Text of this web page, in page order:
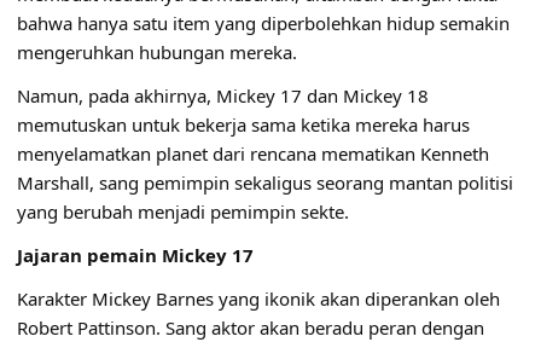
bahwa hanya satu item yang diperbolehkan hidup semakin
mengeruhkan hubungan mereka.
Namun, pada akhirnya, Mickey 17 dan Mickey 18
memutuskan untuk bekerja sama ketika mereka harus
menyelamatkan planet dari rencana mematikan Kenneth
Marshall, sang pemimpin sekaligus seorang mantan politisi
yang berubah menjadi pemimpin sekte.
Jajaran pemain Mickey 17
Karakter Mickey Barnes yang ikonik akan diperankan oleh
Robert Pattinson. Sang aktor akan beradu peran dengan